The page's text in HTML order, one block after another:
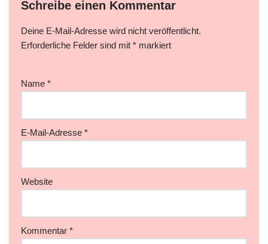
Schreibe einen Kommentar
Deine E-Mail-Adresse wird nicht veröffentlicht.
Erforderliche Felder sind mit * markiert
Name *
E-Mail-Adresse *
Website
Kommentar *